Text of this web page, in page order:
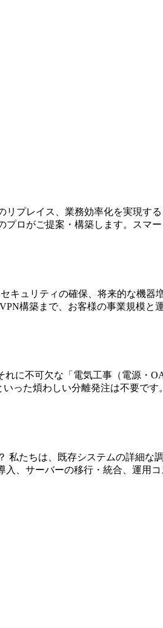
プレイス、業務効率化を実現す
ロがご提案・構築します。スマ
ュリティの確保、将来的な機器
構築まで、お客様の事業規模と
に不可欠な「電気工事（電源・
った煩わしい分離発注は不要です
私たちは、既存システムの詳細な
、サーバーの移行・統合、運用